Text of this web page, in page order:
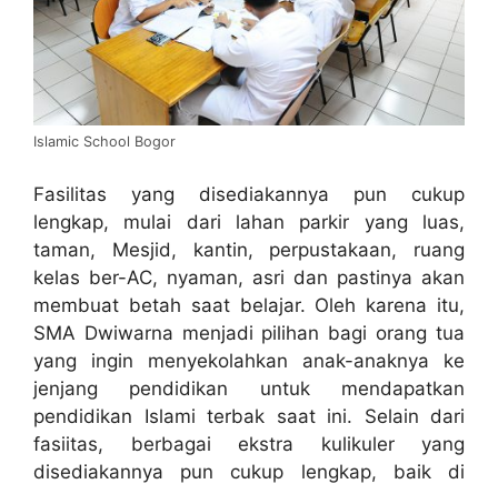
Islamic School Bogor
Fasilitas yang disediakannya pun cukup
lengkap, mulai dari lahan parkir yang luas,
taman, Mesjid, kantin, perpustakaan, ruang
kelas ber-AC, nyaman, asri dan pastinya akan
membuat betah saat belajar. Oleh karena itu,
SMA Dwiwarna menjadi pilihan bagi orang tua
yang ingin menyekolahkan anak-anaknya ke
jenjang pendidikan untuk mendapatkan
pendidikan Islami terbak saat ini. Selain dari
fasiitas, berbagai ekstra kulikuler yang
disediakannya pun cukup lengkap, baik di